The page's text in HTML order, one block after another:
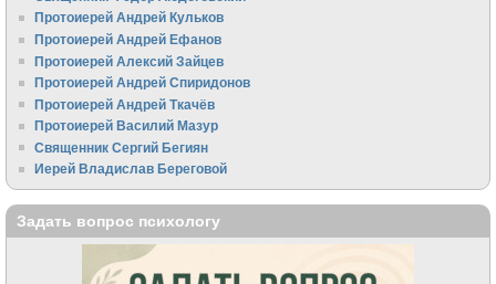
Протоиерей Андрей Кульков
Протоиерей Андрей Ефанов
Протоиерей Алексий Зайцев
Протоиерей Андрей Спиридонов
Протоиерей Андрей Ткачёв
Протоиерей Василий Мазур
Священник Сергий Бегиян
Иерей Владислав Береговой
Задать вопрос психологу